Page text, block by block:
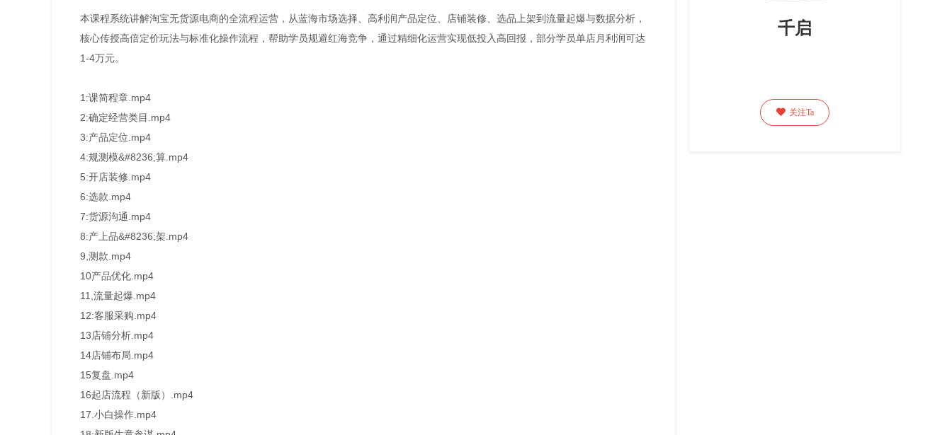
本课程系统讲解淘宝无货源电商的全流程运营，从蓝海市场选择、高利润产品定位、店铺装修、选品上架到流量起爆与数据分析，
核心传授高倍定价玩法与标准化操作流程，帮助学员规避红海竞争，通过精细化运营实现低投入高回报，部分学员单店月利润可达
1-4万元。
1:课简程章.mp4
2:确定经营类目.mp4
3:产品定位.mp4
4:规测模&#8236;算.mp4
5:开店装修.mp4
6:选款.mp4
7:货源沟通.mp4
8:产上品&#8236;架.mp4
9,测款.mp4
10产品优化.mp4
11,流量起爆.mp4
12:客服采购.mp4
13店铺分析.mp4
14店铺布局.mp4
15复盘.mp4
16起店流程（新版）.mp4
17.小白操作.mp4
千启
 关注Ta